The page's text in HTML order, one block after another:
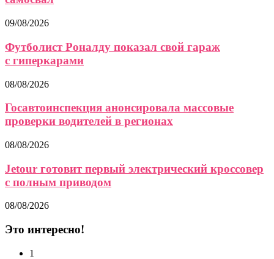
09/08/2026
Футболист Роналду показал свой гараж
с гиперкарами
08/08/2026
Госавтоинспекция анонсировала массовые
проверки водителей в регионах
08/08/2026
Jetour готовит первый электрический кроссовер
с полным приводом
08/08/2026
Это интересно!
1